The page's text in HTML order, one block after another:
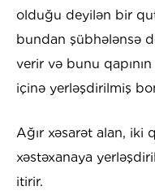
olduğu deyilən bir
bundan şübhələnsə
verir və bunu
içinə yerləşdirilmiş
Ağır xəsarət alan, iki
xəstəxanaya
itirir.